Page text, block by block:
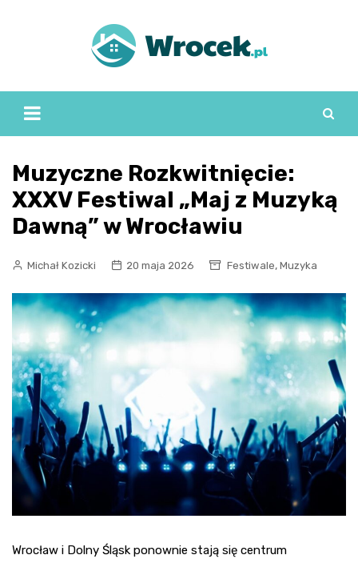
Muzyczne Rozkwitnięcie:
XXXV Festiwal „Maj z Muzyką
Dawną” w Wrocławiu
Michał Kozicki 20 maja 2026 Festiwale, Muzyka
Wrocław i Dolny Śląsk ponownie stają się centrum